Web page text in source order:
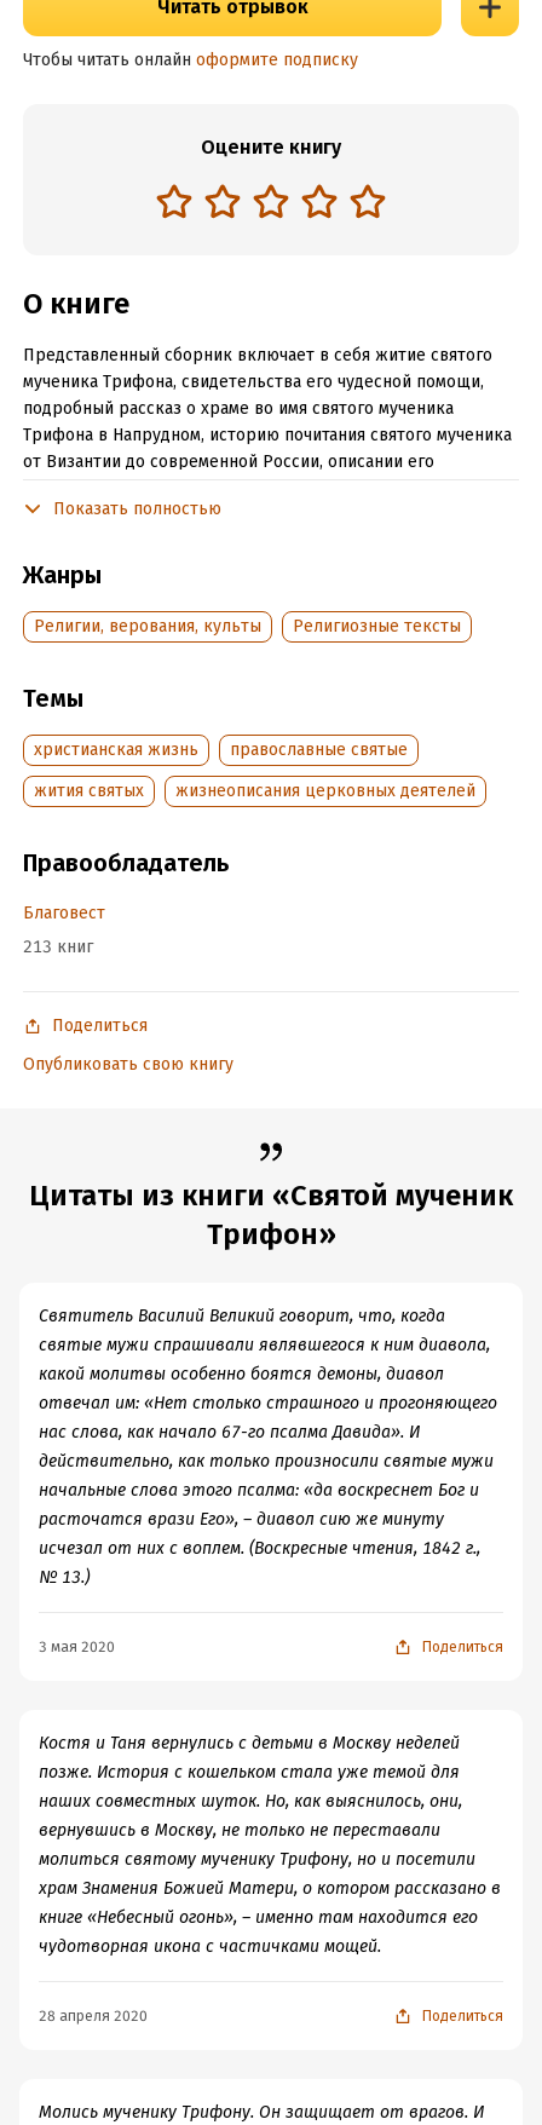
Читать отрывок
Чтобы читать онлайн оформите подписку
Оцените книгу
О книге
Представленный сборник включает в себя житие святого
мученика Трифона, свидетельства его чудесной помощи,
подробный рассказ о храме во имя святого мученика
Трифона в Напрудном, историю почитания святого мученика
от Византии до современной России, описании его
святого и местах их пребывания, молитвенный раздел и
Издание рассчитано на широкий круг православных
читателей.
Подробная информация
Объем:169093
Год издания:2013
Время на чтение:
Показать полностью
Жанры
Религии, верования, культы Религиозные тексты
Темы
христианская жизнь
православные святые
жития святых
жизнеописания церковных деятелей
Правообладатель
Благовест
213 книг
Поделиться
Опубликовать свою книгу
Цитаты из книги «Святой мученик
Трифон»
Святитель Василий Великий говорит, что, когда
святые мужи спрашивали являвшегося к ним диавола,
какой молитвы особенно боятся демоны, диавол
отвечал им: «Нет столько страшного и прогоняющего
нас слова, как начало 67-го псалма Давида». И
действительно, как только произносили святые мужи
начальные слова этого псалма: «да воскреснет Бог и
расточатся врази Его», – диавол сию же минуту
исчезал от них с воплем. (Воскресные чтения, 1842 г.,
№ 13.)
3 мая 2020 Поделиться
Костя и Таня вернулись с детьми в Москву неделей
позже. История с кошельком стала уже темой для
наших совместных шуток. Но, как выяснилось, они,
вернувшись в Москву, не только не переставали
молиться святому мученику Трифону, но и посетили
храм Знамения Божией Матери, о котором рассказано в
книге «Небесный огонь», – именно там находится его
чудотворная икона с частичками мощей.
28 апреля 2020 Поделиться
Молись мученику Трифону. Он защищает от врагов. И